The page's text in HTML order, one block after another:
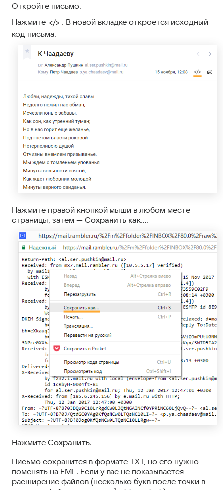
Откройте письмо.
Нажмите
. В новой вкладке откроется исходный
код письма.
Нажмите правой кнопкой мыши в любом месте
страницы, затем — Сохранить как….
Нажмите Сохранить.
Письмо сохранится в формате TXT, но его нужно
поменять на EML. Если у вас не показывается
расширение файлов (несколько букв после точки в